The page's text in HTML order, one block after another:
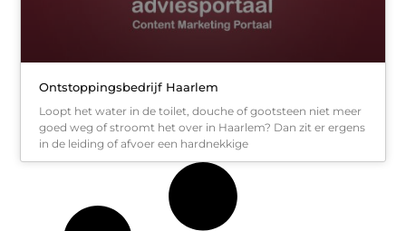
Ontstoppingsbedrijf Haarlem
Loopt het water in de toilet, douche of gootsteen niet meer
goed weg of stroomt het over in Haarlem? Dan zit er ergens
in de leiding of afvoer een hardnekkige